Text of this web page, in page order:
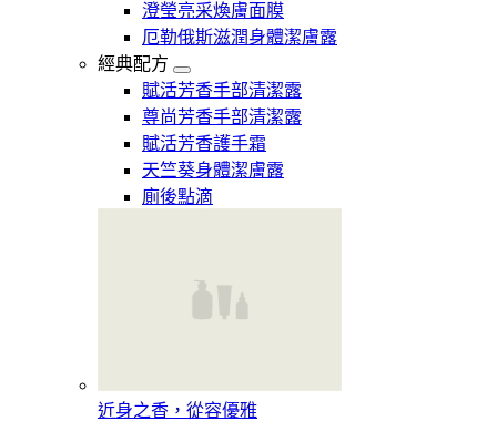
澄瑩亮采煥膚面膜
厄勒俄斯滋潤身體潔膚露
經典配方
賦活芳香手部清潔露
尊尚芳香手部清潔露
賦活芳香護手霜
天竺葵身體潔膚露
廁後點滴
近身之香，從容優雅